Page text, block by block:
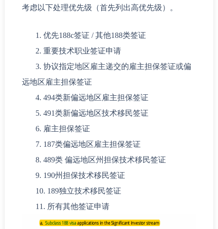
考虑以下处理优先级（首先列出高优先级）。
1. 优先188c签证 / 其他188类签证
2. 重要技术职业签证申请
3. 协议指定地区雇主递交的雇主担保签证或偏
远地区雇主担保签证
4. 494类新偏远地区雇主担保签证
5. 491类新偏远地区技术移民签证
6. 雇主担保签证
7. 187类偏远地区雇主担保签证
8. 489类 偏远地区州担保技术移民签证
9. 190州担保技术移民签证
10. 189独立技术移民签证
11. 所有其他签证申请